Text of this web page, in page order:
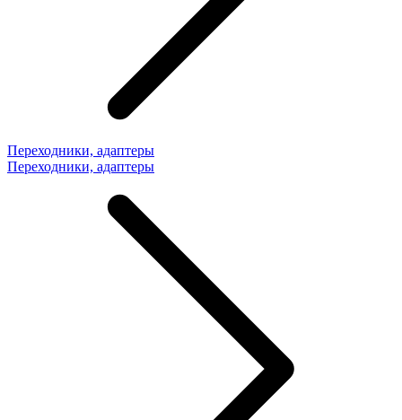
Переходники, адаптеры
Переходники, адаптеры